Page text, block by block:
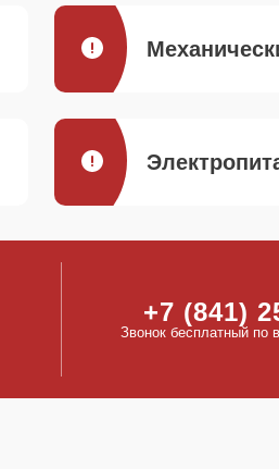
+7 (841)
Звонок бесплатный по